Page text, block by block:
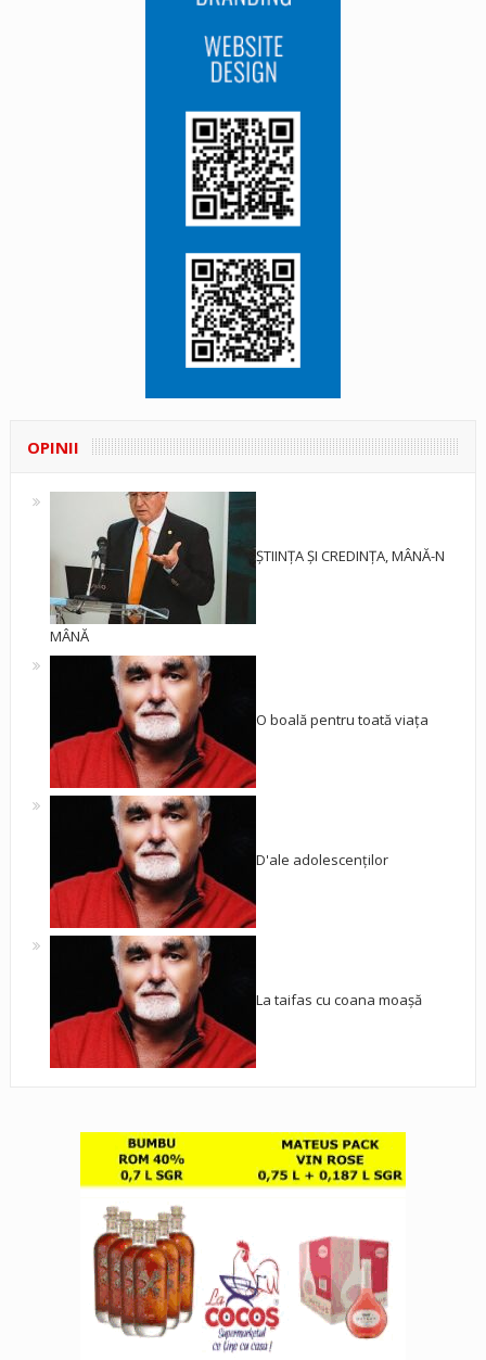
OPINII
ȘTIINȚA ȘI CREDINȚA, MÂNĂ-N
MÂNĂ
O boală pentru toată viața
D'ale adolescenților
La taifas cu coana moașă